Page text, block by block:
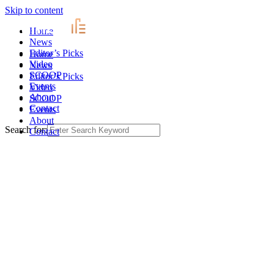
Skip to content
Home
News
Editor’s Picks
Video
SCOOP
Events
About
Contact
Home
News
Editor’s Picks
Video
SCOOP
Events
About
Contact
Search for: